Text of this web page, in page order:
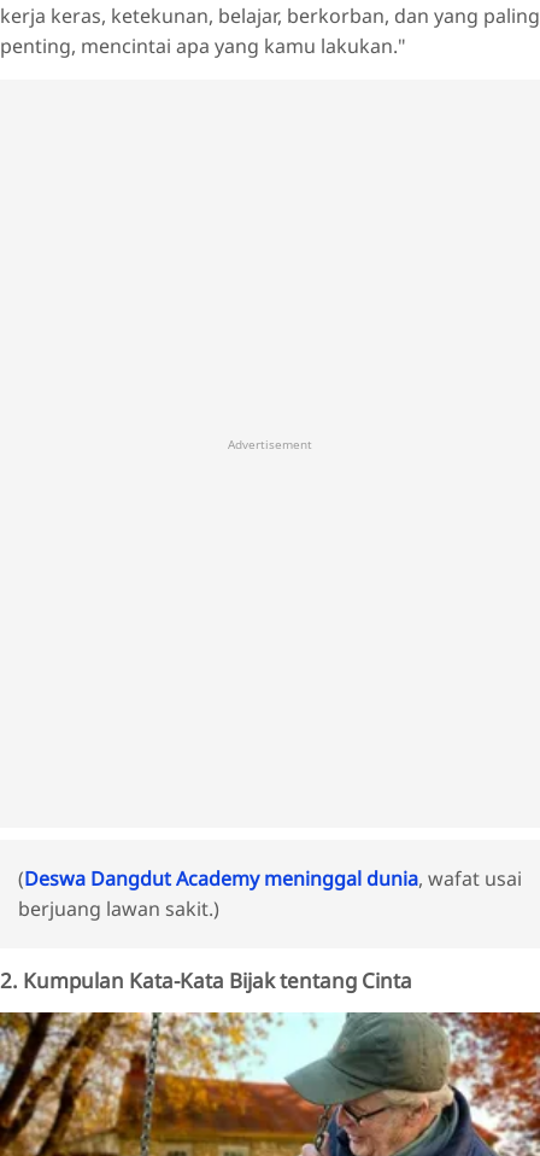
kerja keras, ketekunan, belajar, berkorban, dan yang paling
penting, mencintai apa yang kamu lakukan."
Advertisement
(Deswa Dangdut Academy meninggal dunia, wafat usai
berjuang lawan sakit.)
2. Kumpulan Kata-Kata Bijak tentang Cinta